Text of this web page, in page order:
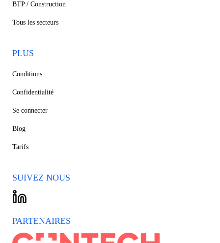
BTP / Construction
Tous les secteurs
PLUS
Conditions
Confidentialité
Se connecter
Blog
Tarifs
SUIVEZ NOUS
PARTENAIRES